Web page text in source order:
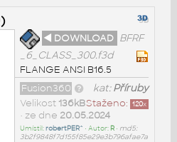
◄ DOWNLOAD BFRF
_6_CLASS_300.f3d
FLANGE ANSI B16.5
kat:Příruby
Fusion360
Staženo: 120x
Velikost 136kB
• ze dne 20.05.2024
Umístil:robertPER^ • Autor: R• md5:
3b2f9848f7d155f85e29e3b796afae7a